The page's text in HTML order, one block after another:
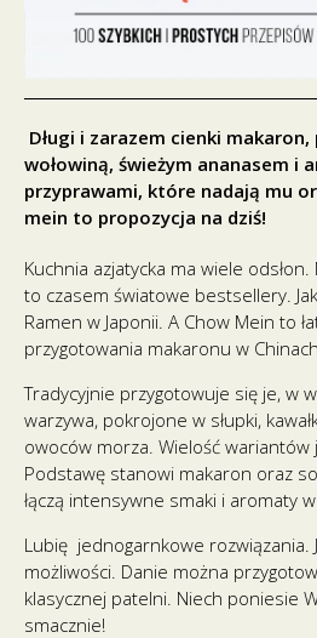
Długi i zarazem cienki
wołowiną, świeżym ananasem i
przyprawami, które nadają mu
mein to propozycja na dziś!
Kuchnia azjatycka ma wiele
to czasem światowe bestsellery.
Ramen w Japonii. A Chow Mein to
przygotowania makaronu w
Tradycyjnie przygotowuje się je, w
warzywa, pokrojone w słupki,
owoców morza. Wielość
Podstawę stanowi makaron oraz
łączą intensywne smaki i aromaty
Lubię jednogarnkowe rozwiązania.
możliwości. Danie można
klasycznej patelni. Niech poniesie
smacznie!